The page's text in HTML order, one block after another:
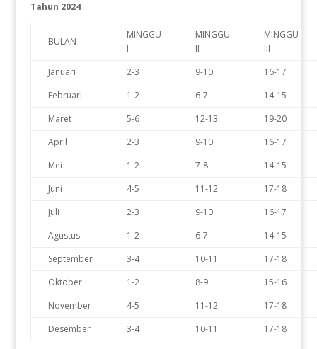
Tahun 2024
BULAN
MINGGU
I
MINGGU
II
MINGGU
III
Januari
2-3 9-10
16-17
Februari
1-2 6-7
14-15
Maret
5-6 12-13
19-20
April
2-3 9-10
16-17
Mei
1-2 7-8
14-15
Juni
4-5 11-12
17-18
Juli
2-3 9-10
16-17
Agustus
1-2 6-7
14-15
September
3-4 10-11
17-18
Oktober
1-2 8-9
15-16
November
4-5 11-12
17-18
Desember
3-4 10-11 17-18